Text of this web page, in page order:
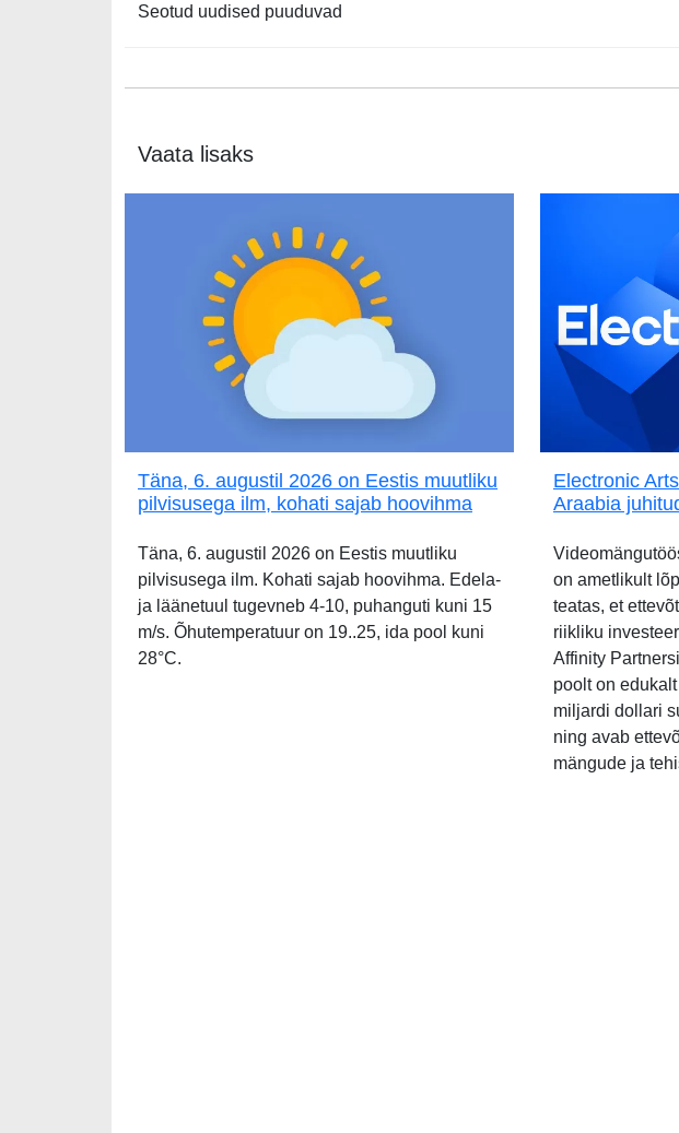
Seotud uudised puuduvad
Vaata lisaks
Täna, 6. augustil 2026 on Eestis muutliku
pilvisusega ilm, kohati sajab hoovihma
Täna, 6. augustil 2026 on Eestis muutliku
pilvisusega ilm. Kohati sajab hoovihma. Edela-
ja läänetuul tugevneb 4-10, puhanguti kuni 15
m/s. Õhutemperatuur on 19..25, ida pool kuni
28°C.
Electronic
Araabia
on ametlikult
teatas, et
riikliku
Affinity
poolt on
miljardi dollari
ning avab
mängude ja